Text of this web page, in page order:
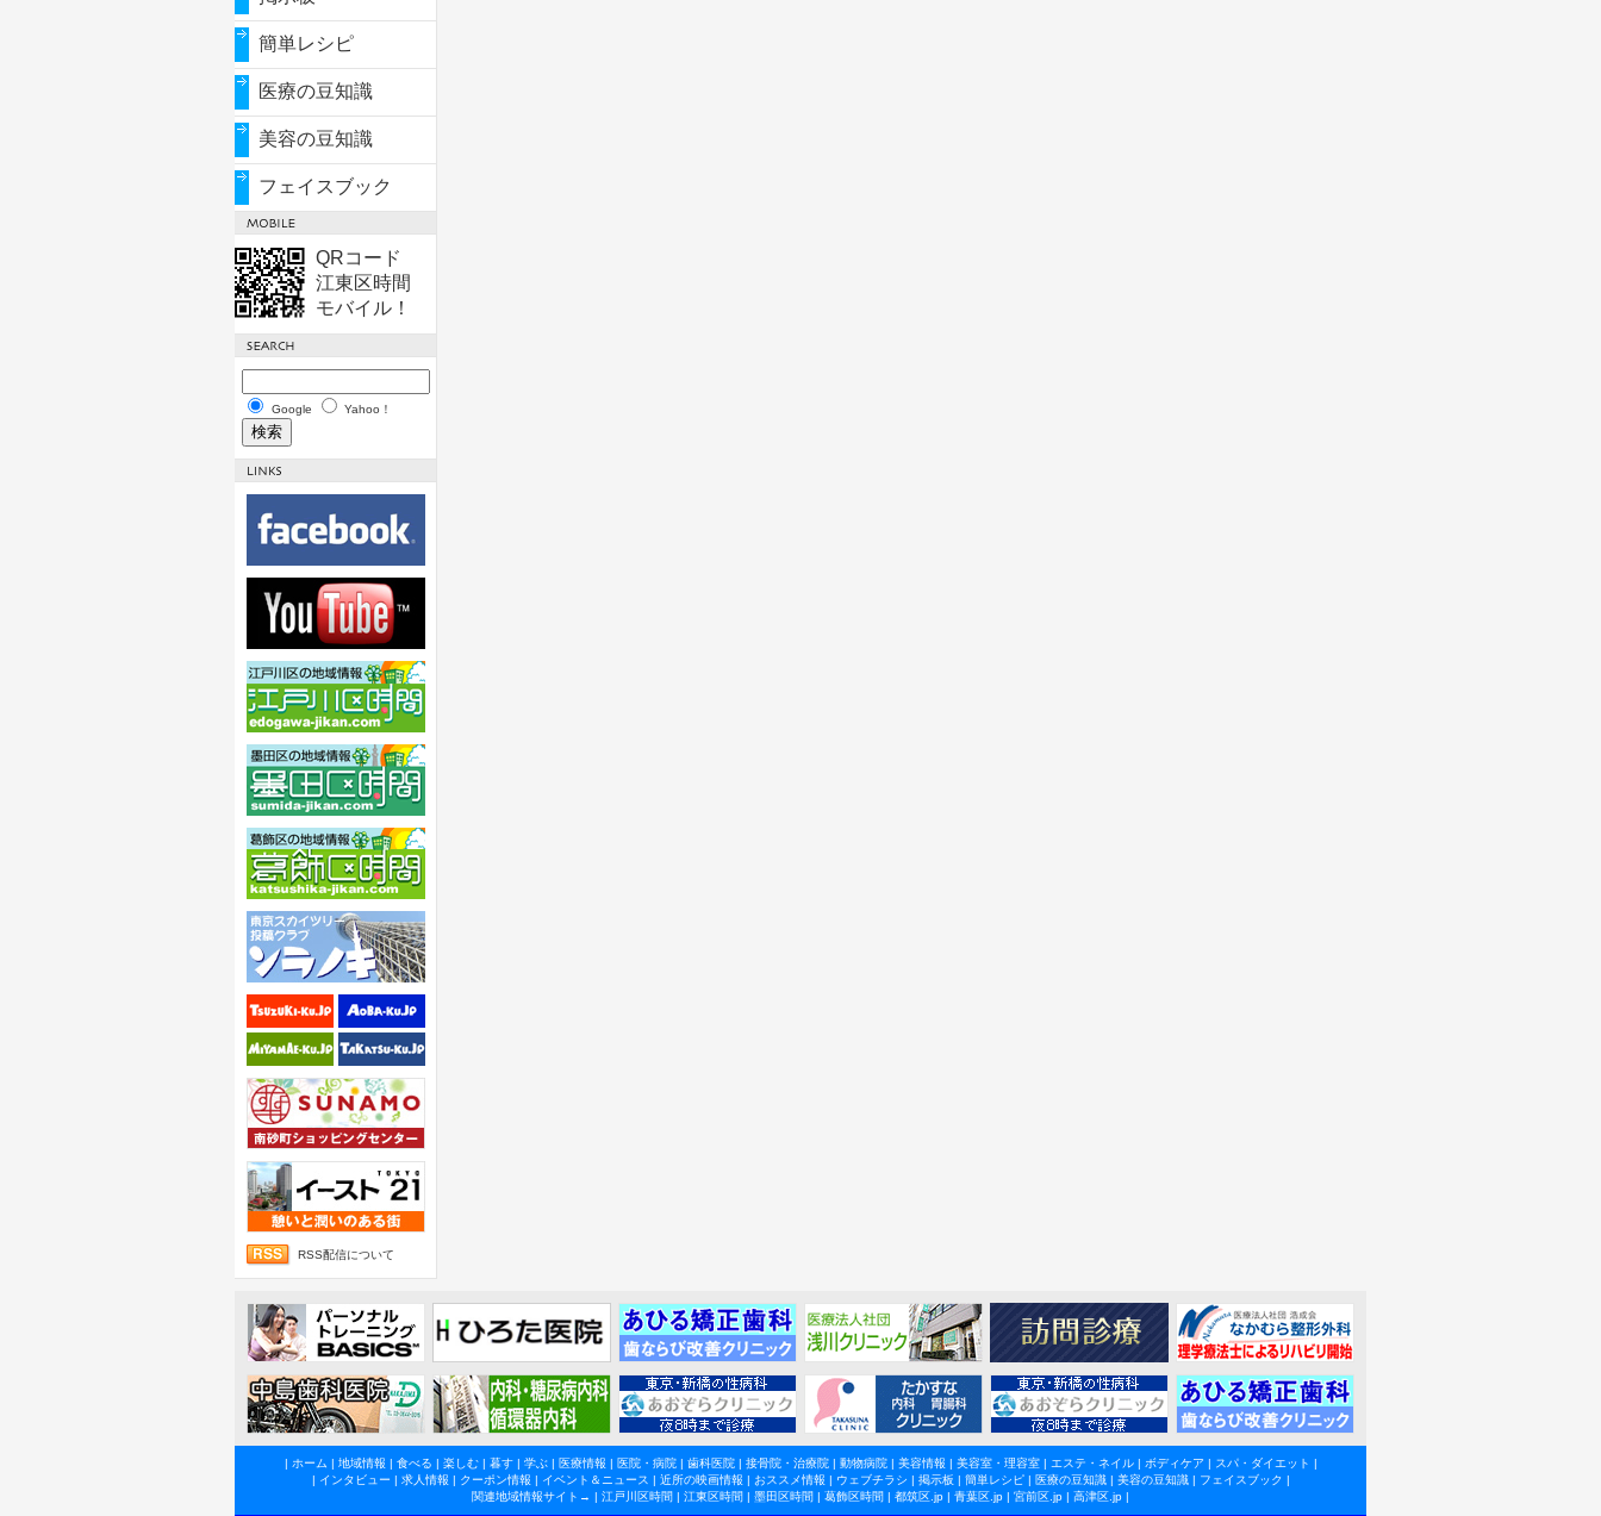
簡単レシピ
医療の豆知識
美容の豆知識
フェイスブック
QRコード
江東区時間
モバイル！
Google Yahoo！
RSS配信について
| ホーム | 地域情報 | 食べる | 楽しむ| 暮す| 学ぶ| 医療情報 | 医院・病院| 歯科医院| 接骨院・治療院| 動物病院| 美容情報 | 美容室・理容室| エステ・ネイル| ボディケア | スパ・ダイエット |
| インタビュー | 求人情報 | クーポン情報 | イベント＆ニュース | 近所の映画情報 | おススメ情報 | ウェブチラシ | 掲示板 | 簡単レシピ| 医療の豆知識| 美容の豆知識| フェイスブック |
関連地域情報サイト→ | 江戸川区時間 | 江東区時間 | 墨田区時間 | 葛飾区時間 | 都筑区.jp | 青葉区.jp | 宮前区.jp | 高津区.jp |